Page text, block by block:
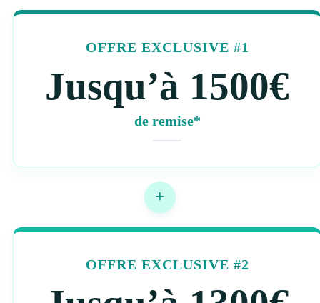
OFFRE EXCLUSIVE #1
Jusqu’à 1500€
de remise*
+
OFFRE EXCLUSIVE #2